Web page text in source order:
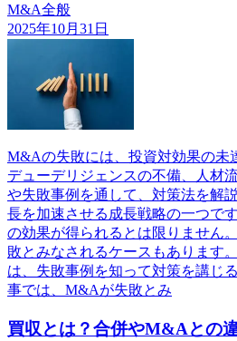
M&A全般
2025年10月31日
M&Aの失敗には、投資対効果の未
デューデリジェンスの不備、人材
や失敗事例を通して、対策法を解
長を加速させる成長戦略の一つで
の効果が得られるとは限りません
敗とみなされるケースもあります
は、失敗事例を知って対策を講じ
事では、M&Aが失敗とみ
買収とは？合併やM&Aとの